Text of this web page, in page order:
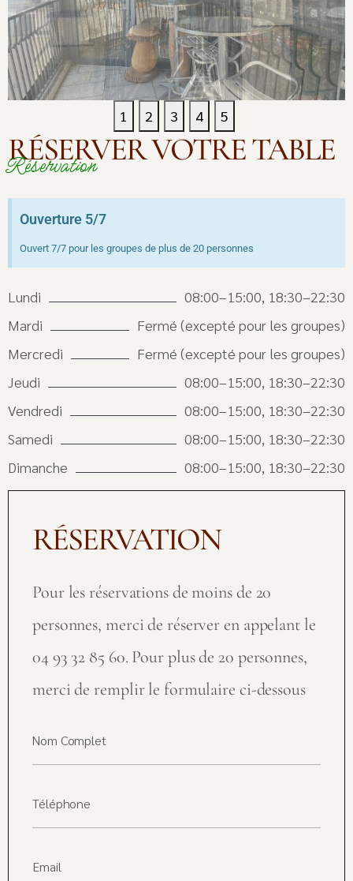
1 2 3 4 5
RÉSERVER VOTRE TABLE
Réservation
Ouverture 5/7
Ouvert 7/7 pour les groupes de plus de 20 personnes
Lundi
08:00–15:00, 18:30–22:30
Mardi
Fermé (excepté pour les groupes)
Mercredi
Fermé (excepté pour les groupes)
Jeudi
08:00–15:00, 18:30–22:30
Vendredi
08:00–15:00, 18:30–22:30
Samedi
08:00–15:00, 18:30–22:30
Dimanche
08:00–15:00, 18:30–22:30
RÉSERVATION
Pour les réservations de moins de 20
personnes, merci de réserver en appelant le
04 93 32 85 60. Pour plus de 20 personnes,
merci de remplir le formulaire ci-dessous
Nom Complet
Téléphone
Email